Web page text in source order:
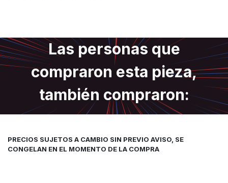
Las personas que
compraron esta pieza,
también compraron:
PRECIOS SUJETOS A CAMBIO SIN PREVIO AVISO, SE
CONGELAN EN EL MOMENTO DE LA COMPRA